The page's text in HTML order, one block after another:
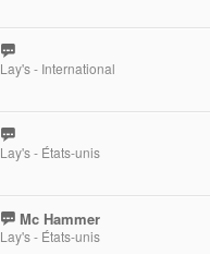
Lay's - International
Lay's - États-unis
Mc Hammer
Lay's - États-unis